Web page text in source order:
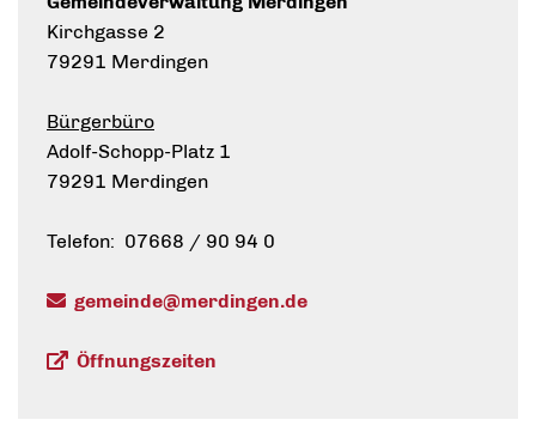
Kirchgasse 2
79291 Merdingen
Bürgerbüro
Adolf-Schopp-Platz 1
79291 Merdingen
Telefon: 07668 / 90 94 0
gemeinde@merdingen.de
Öffnungszeiten